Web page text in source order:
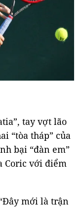
tay vợt lão
“tòa tháp” của
bại “đàn em”
Coric với điểm
mới là trận